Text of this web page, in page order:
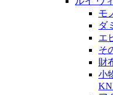
モ
ダ
エ
そ
財
小